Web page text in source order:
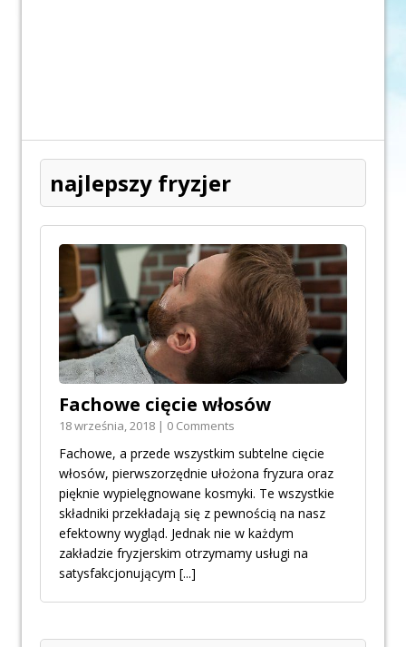
najlepszy fryzjer
Fachowe cięcie włosów
18 września, 2018 | 0 Comments
Fachowe, a przede wszystkim subtelne cięcie
włosów, pierwszorzędnie ułożona fryzura oraz
pięknie wypielęgnowane kosmyki. Te wszystkie
składniki przekładają się z pewnością na nasz
efektowny wygląd. Jednak nie w każdym
zakładzie fryzjerskim otrzymamy usługi na
satysfakcjonującym [...]